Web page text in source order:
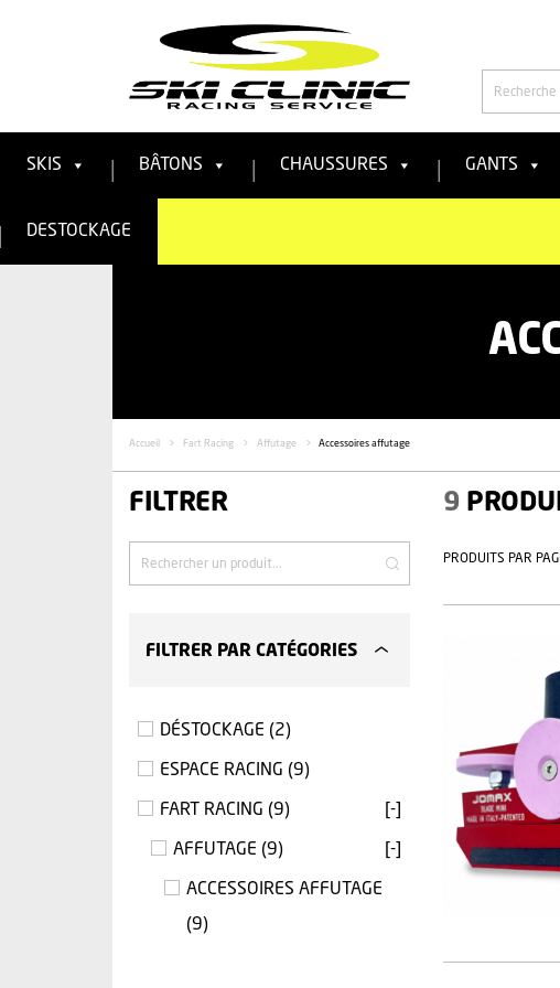
:
SKIS BÂTONS CHAUSSURES GANTS
DESTOCKAGE
Accueil > Fart Racing > Affutage > Accessoires affutage
FILTRER
de
produits
FILTRER PAR CATÉGORIES
DÉSTOCKAGE (2)
ESPACE RACING (9)
FART RACING (9) [-]
AFFUTAGE (9) [-]
ACCESSOIRES AFFUTAGE
(9)
9
PRODUITS PAR